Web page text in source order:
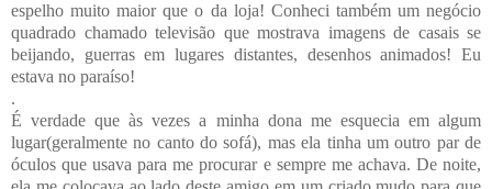
espelho muito maior que o da loja! Conheci também um negócio
quadrado chamado televisão que mostrava imagens de casais se
beijando, guerras em lugares distantes, desenhos animados! Eu
estava no paraíso!
.
É verdade que às vezes a minha dona me esquecia em algum
lugar(geralmente no canto do sofá), mas ela tinha um outro par de
óculos que usava para me procurar e sempre me achava. De noite,